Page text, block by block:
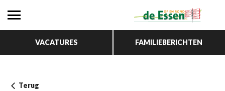
VACATURES FAMILIEBERICHTEN
Terug